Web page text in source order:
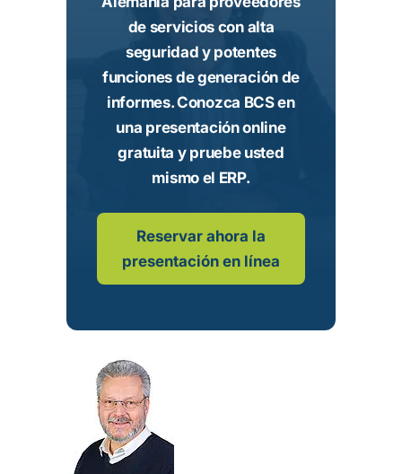
de servicios con alta
seguridad y potentes
funciones de generación de
informes. Conozca BCS en
una presentación online
gratuita y pruebe usted
mismo el ERP.
Reservar ahora la
presentación en línea